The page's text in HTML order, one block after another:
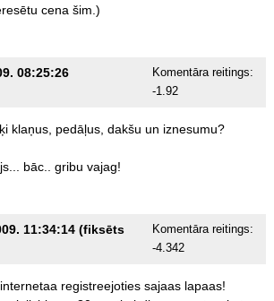
cena šim.)
08:25:26
Komentāra reitings:
-1.92
klaņus, pedāļus, dakšu un iznesumu?
bāc.. gribu vajag!
11:34:14 (fiksēts
Komentāra reitings:
-4.342
internetaa registreejoties sajaas lapaas!